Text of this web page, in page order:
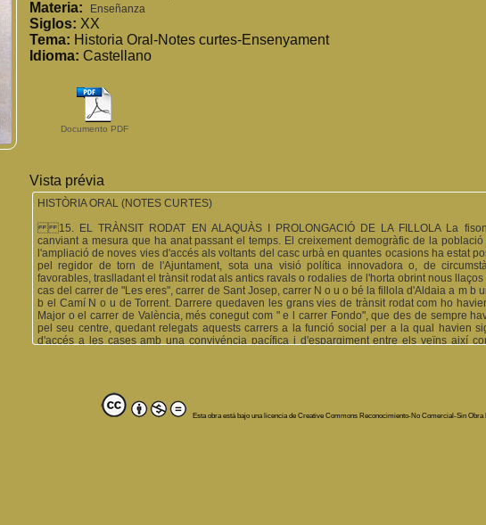
Materia: Enseñanza
Siglos: XX
Tema: Historia Oral-Notes curtes-Ensenyament
Idioma: Castellano
Documento PDF
Vista prévia
HISTÒRIA ORAL (NOTES CURTES)
15. EL TRÀNSIT RODAT EN ALAQUÀS I PROLONGACIÓ DE LA FILLOLA La
canviant a mesura que ha anat passant el temps. El creixement demogràfic de la
l'ampliació de noves vies d'accés als voltants del casc urbà en quantes ocasions ha estat
pel regidor de torn de l'Ajuntament, sota una visió política innovadora o, de
favorables, traslladant el trànsit rodat als antics ravals o rodalies de l'horta obrint nous llaços
cas del carrer de "Les eres", carrer de Sant Josep, carrer N o u o bé la fillola d'Aldaia a m b
b el Camí N o u de Torrent. Darrere quedaven les grans vies de trànsit rodat com ho
Major o el carrer de València, més conegut com " e l carrer Fondo", que des de sempre
pel seu centre, quedant relegats aquests carrers a la funció social per a la qual havien
d'accés a les cases amb una convivéncia pacífica i d'espargiment entre els veïns així
que tot seguit analitzarem: Aldaia ha sigut de sempre el bressol de les rajoles per la
disposava aquesta població, a l'extrem de determinar que Aldaia fóra un dels pobles més
la comarca. Açó feia que tots el dies es mogueren una gran quantitat de carros cap a la
Esta obra está bajo una licencia de Creative Commons Reconocimiento-No Comercial-Sin Obra